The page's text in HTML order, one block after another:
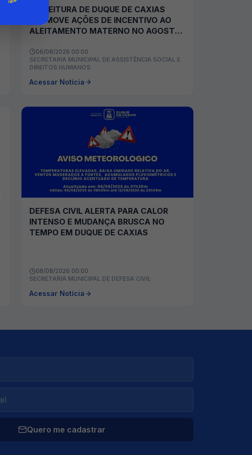
PREFEITURA DE DUQUE DE CAXIAS
PROMOVE AÇÕES DE INCENTIVO AO
ALEITAMENTO MATERNO NO AGOSTO
06/08/2026 00:00
SECRETARIA MUNICIPAL DE ASSISTÊNCIA SOCIAL E
DIREITOS HUMANOS
Acessar Notícia
DEFESA CIVIL ALERTA PARA CALOR
INTENSO E MUDANÇA BRUSCA NO
TEMPO EM DUQUE DE CAXIAS
06/08/2026 00:00
SECRETARIA MUNICIPAL DE DEFESA CIVIL
Acessar Notícia
Quero me cadastrar